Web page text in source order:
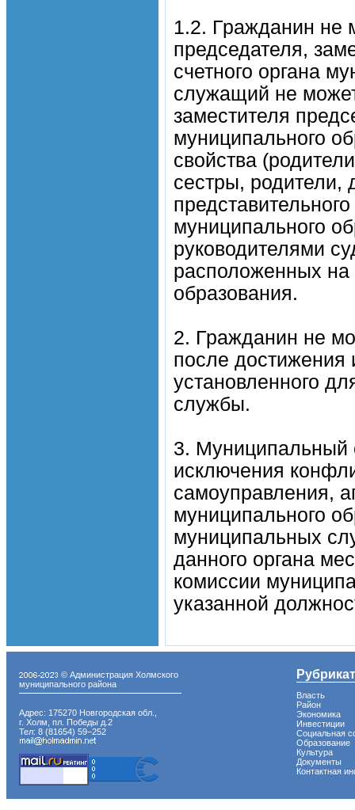
1.2. Гражданин не
председателя,
счетного органа
служащий не
заместителя
муниципального
свойства
сестры, родители,
муниципального
руководителями
расположенных на
образования.
2. Гражданин не
после достижения
установленного
службы.
3. Муниципальный
исключения
самоуправления,
муниципального
муниципальных
данного органа
комиссии
указанной
© Администрация Холмского
муниципального района
Адрес: 175270 Новгородская обл.,
г. Холм, пл. Победы д.2
Тел: 8 (81654) 59−252
Власть
Район
Экономика
Инвестиции
Социальная
Образование
Культура
Документы
Контактная